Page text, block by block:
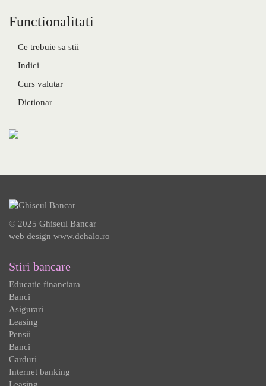
Functionalitati
Ce trebuie sa stii
Indici
Curs valutar
Dictionar
© 2025 Ghiseul Bancar
web design www.dehalo.ro
Stiri bancare
Educatie financiara
Banci
Asigurari
Leasing
Pensii
Banci
Carduri
Internet banking